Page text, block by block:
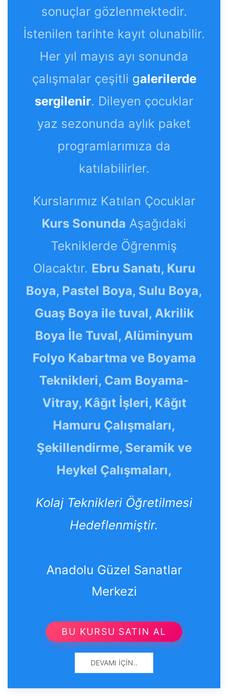
sonuçlar gözlenmektedir.
İstenilen tarihte kayıt olunabilir.
Her yıl mayıs ayı sonunda
çalışmalar çeşitli galerilerde
sergilenir. Dileyen çocuklar
yaz sezonunda aylık paket
programlarımıza da
katılabilirler.
Kurslarımız Katılan Çocuklar
Kurs Sonunda Aşağıdaki
Tekniklerde Öğrenmiş
Olacaktır. Ebru Sanatı, Kuru
Boya, Pastel Boya, Sulu Boya,
Guaş Boya ile tuval, Akrilik
Boya İle Tuval, Alüminyum
Folyo Kabartma ve Boyama
Teknikleri, Cam Boyama-
Vitray, Kâğıt İşleri, Kâğıt
Hamuru Çalışmaları,
Şekillendirme, Seramik ve
Heykel Çalışmaları,
Kolaj Teknikleri Öğretilmesi
Hedeflenmiştir.
Anadolu Güzel Sanatlar
Merkezi
BU KURSU SATIN AL
DEVAMI İÇIN..